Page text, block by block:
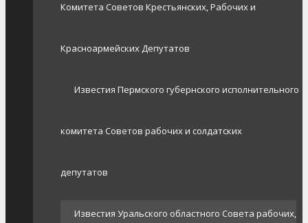
Комитета Советов Крестьянских, Рабочих и
Красноармейских Депутатов
Известия Пермского губернского исполнительного
комитета Советов рабочих и солдатских
депутатов
Известия Уральского областного Совета рабочих,